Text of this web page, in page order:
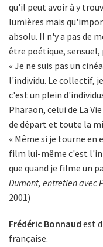
qu'il peut avoir à y
lumières mais
absolu. Il n'y a pas de
être poétique,
« Je ne suis pas un
l'individu. Le collectif,
c'est un plein
Pharaon, celui de La
de départ et toute la
« Même si je tourne
film lui-même c'est
que quand je filme un
Dumont, entretien avec
2001)
Frédéric Bonnaud est
française.